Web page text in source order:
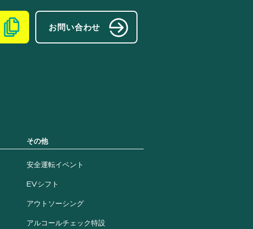
お問い合わせ
その他
安全運転イベント
EVシフト
アウトソーシング
アルコールチェック特設